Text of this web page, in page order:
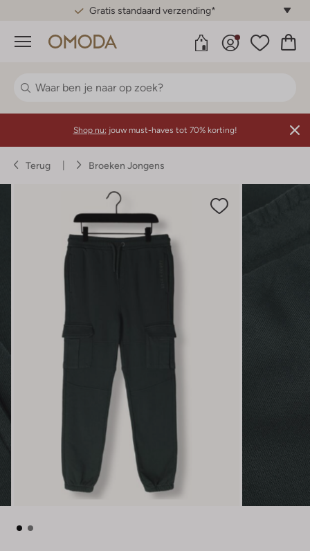
Gratis standaard verzending*
Menu
Shop nu: jouw must-haves tot 70% korting!
Terug Broeken Jongens